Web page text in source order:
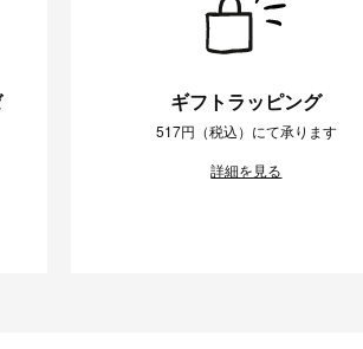
ギフトラッピング
517円（税込）にて承ります
詳細を見る